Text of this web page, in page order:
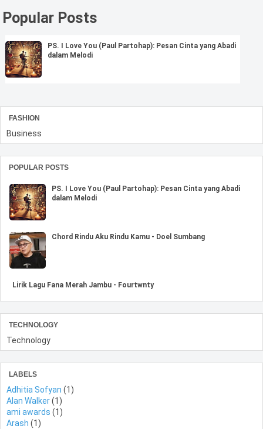
Popular Posts
PS. I Love You (Paul Partohap): Pesan Cinta yang Abadi
dalam Melodi
FASHION
Business
POPULAR POSTS
PS. I Love You (Paul Partohap): Pesan Cinta yang Abadi
dalam Melodi
Chord Rindu Aku Rindu Kamu - Doel Sumbang
Lirik Lagu Fana Merah Jambu - Fourtwnty
TECHNOLOGY
Technology
LABELS
Adhitia Sofyan (1)
Alan Walker(1)
ami awards (1)
Arash (1)